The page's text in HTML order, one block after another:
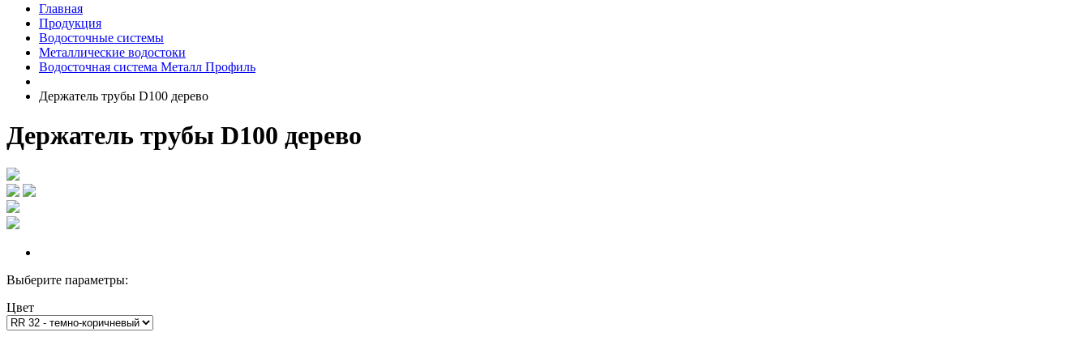
Главная
Продукция
Водосточные системы
Металлические водостоки
Водосточная система Металл Профиль
Держатель трубы D100 дерево
Держатель трубы D100 дерево
Выберите параметры:
Цвет